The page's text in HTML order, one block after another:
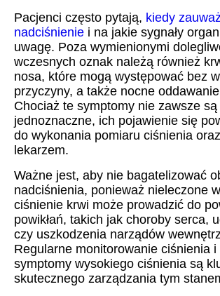
Pacjenci często pytają, kiedy
nadciśnienie i na jakie sygnały
uwagę. Poza wymienionymi
wczesnych oznak należą również
nosa, które mogą występować bez
przyczyny, a także nocne
Chociaż te symptomy nie zawsze są
jednoznaczne, ich pojawienie się
do wykonania pomiaru ciśnienia
lekarzem.
Ważne jest, aby nie bagatelizować
nadciśnienia, ponieważ nieleczone
ciśnienie krwi może prowadzić do
powikłań, takich jak choroby serca,
czy uszkodzenia narządów
Regularne monitorowanie ciśnienia
symptomy wysokiego ciśnienia są
skutecznego zarządzania tym